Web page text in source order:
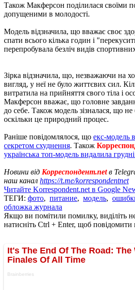
Також Макферсон поділилася своїми
допущеними в молодості.
Модель відзначила, що вважає своє
спати всього кілька годин і
перепробувала безліч видів
Зірка відзначила, що, незважаючи на
вигляд, у неї не було життєвих сил.
витратила на прийняття свого тіла і
Макферсон вважає, що головне
до себе. Також модель зізналася, що не
оскільки це природний процес.
Раніше повідомлялося, що екс-модель
секретом схуднення. Також
українська топ-модель видалила
Новини від Корреспондент.netв
наш канал https://t.me/korrespondentnet
Читайте Korrespondent.net в Google
ТЕГИ: фото, питание, модель,
обложка журнала
Якщо ви помітили помилку, виділіть
натисніть Ctrl + Enter, щоб повідомити